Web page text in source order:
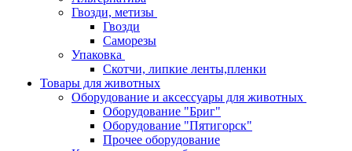
Гвозди, метизы
Гвозди
Саморезы
Упаковка
Скотчи, липкие ленты,пленки
Товары для животных
Оборудование и аксессуары для животных
Оборудование "Бриг"
Оборудование "Пятигорск"
Прочее оборудование